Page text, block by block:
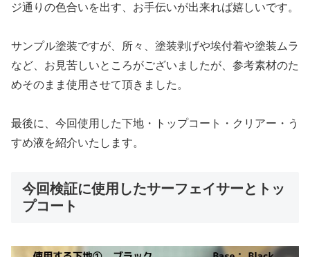
ジ通りの色合いを出す、お手伝いが出来れば嬉しいです。
サンプル塗装ですが、所々、塗装剥げや埃付着や塗装ムラ
など、お見苦しいところがございましたが、参考素材のた
めそのまま使用させて頂きました。
最後に、今回使用した下地・トップコート・クリアー・う
すめ液を紹介いたします。
今回検証に使用したサーフェイサーとトッ
プコート